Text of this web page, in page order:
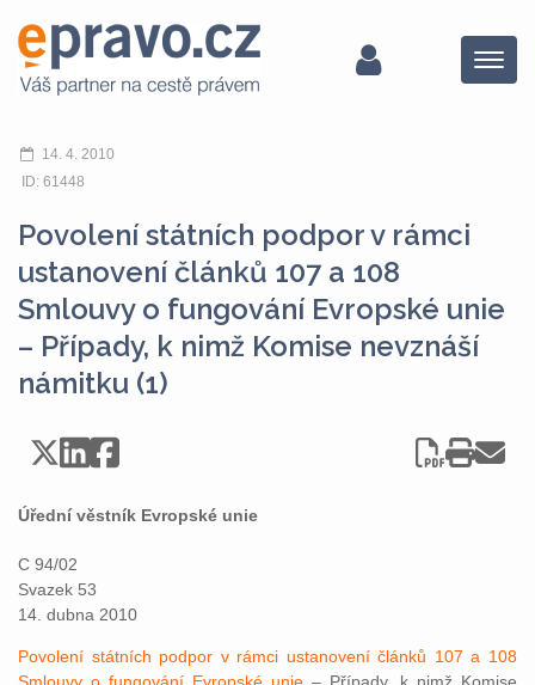
Menu
14. 4. 2010
ID: 61448
Povolení státních podpor v rámci
ustanovení článků 107 a 108
Smlouvy o fungování Evropské unie
– Případy, k nimž Komise nevznáší
námitku (1)
Úřední věstník Evropské unie
C 94/02
Svazek 53
14. dubna 2010
Povolení státních podpor v rámci ustanovení článků 107 a 108